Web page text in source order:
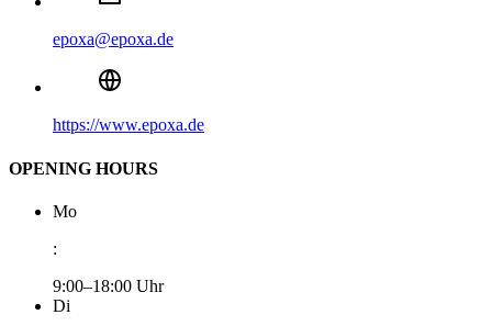
epoxa@epoxa.de
https://www.epoxa.de
OPENING HOURS
Mo
:
9:00–18:00 Uhr
Di